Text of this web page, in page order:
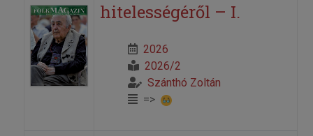
hitelességéről – I.
2026
2026/2
Szánthó Zoltán
=>